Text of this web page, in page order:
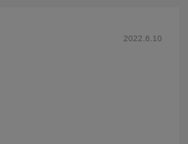
2022.6.10